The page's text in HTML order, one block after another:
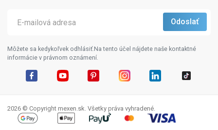
Môžete sa kedykoľvek odhlásiť.Na tento účel nájdete naše kontaktné
informácie v právnom oznámení.
2026 © Copyright mexen.sk. Všetky práva vyhradené.